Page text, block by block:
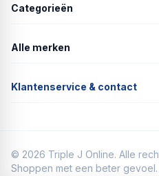
Categorieën
Alle merken
Klantenservice & contact
© 2026 Triple J Online. Alle
Shoppen met een beter gevoel.